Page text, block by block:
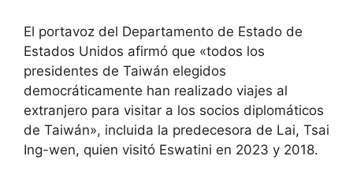
El portavoz del Departamento de Estado de
Estados Unidos afirmó que «todos los
presidentes de Taiwán elegidos
democráticamente han realizado viajes al
extranjero para visitar a los socios diplomáticos
de Taiwán», incluida la predecesora de Lai, Tsai
Ing-wen, quien visitó Eswatini en 2023 y 2018.